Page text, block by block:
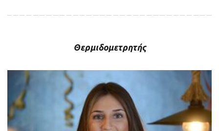
Θερμιδομετρητής